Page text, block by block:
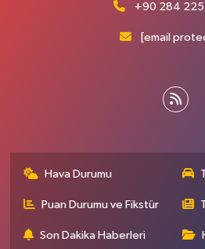
+90 284
[email
Hava Durumu
Puan Durumu ve Fikstür
Son Dakika Haberleri